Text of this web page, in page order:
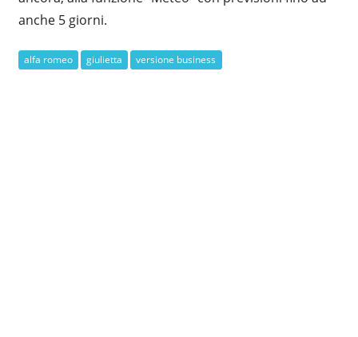
anche 5 giorni.
alfa romeo giulietta versione business